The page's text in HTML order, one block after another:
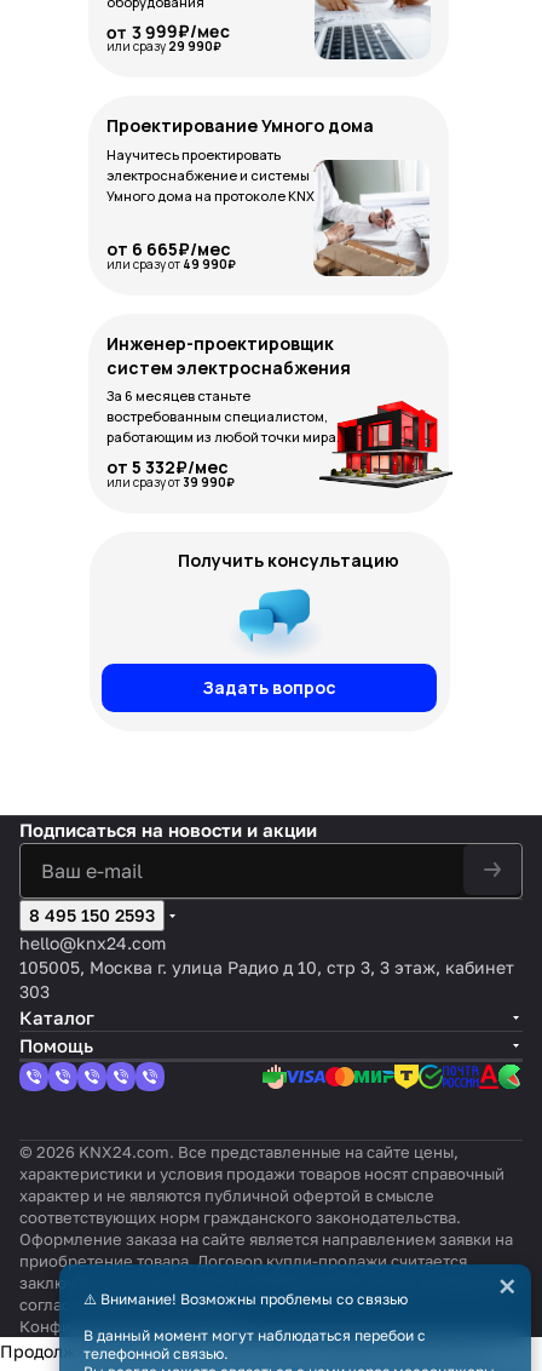
или сразу 29 990₽
от 3 999₽/мес
Получить консультацию
Задать вопрос
или сразу от 49 990₽
Научитесь проектировать
электроснабжение и системы
Умного дома на протоколе KNX
от 6 665₽/мес
Проектирование Умного дома
или сразу от 39 990₽
от 5 332₽/мес
За 6 месяцев станьте
востребованным специалистом,
работающим из любой точки мира.
Инженер-проектировщик
систем электроснабжения
Подписаться на новости и акции
8 495 150 2593
hello@knx24.com
105005, Москва г. улица Радио д 10, стр 3, 3 этаж, кабинет
303
Каталог
Помощь
© 2026 KNX24.com. Все представленные на сайте цены,
характеристики и условия продажи товаров носят справочный
характер и не являются публичной офертой в смысле
соответствующих норм гражданского законодательства.
Оформление заказа на сайте является направлением заявки на
приобретение товара. Договор купли-продажи считается
заключённым только после подтверждения заказа продавцом и
согласования всех условий.
Конфиденциальность
⚠️ Внимание! Возможны проблемы со связью
В данный момент могут наблюдаться перебои с
телефонной связью.
×
Продолжая использовать наш сайт, вы даёте согласие на